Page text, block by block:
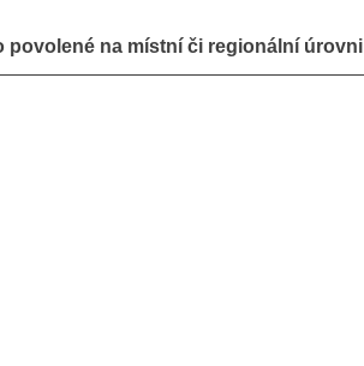
povolené na místní či regionální úrovni